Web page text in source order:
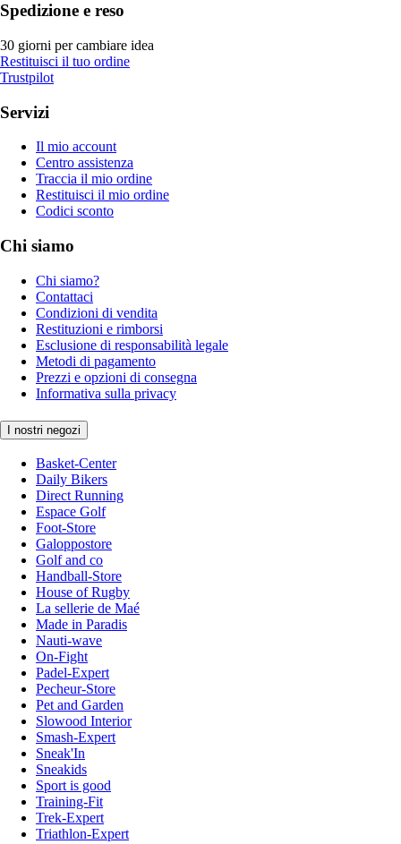
Spedizione e reso
30 giorni per cambiare idea
Restituisci il tuo ordine
Trustpilot
Servizi
Il mio account
Centro assistenza
Traccia il mio ordine
Restituisci il mio ordine
Codici sconto
Chi siamo
Chi siamo?
Contattaci
Condizioni di vendita
Restituzioni e rimborsi
Esclusione di responsabilità legale
Metodi di pagamento
Prezzi e opzioni di consegna
Informativa sulla privacy
I nostri negozi
Basket-Center
Daily Bikers
Direct Running
Espace Golf
Foot-Store
Galoppostore
Golf and co
Handball-Store
House of Rugby
La sellerie de Maé
Made in Paradis
Nauti-wave
On-Fight
Padel-Expert
Pecheur-Store
Pet and Garden
Slowood Interior
Smash-Expert
Sneak'In
Sneakids
Sport is good
Training-Fit
Trek-Expert
Triathlon-Expert